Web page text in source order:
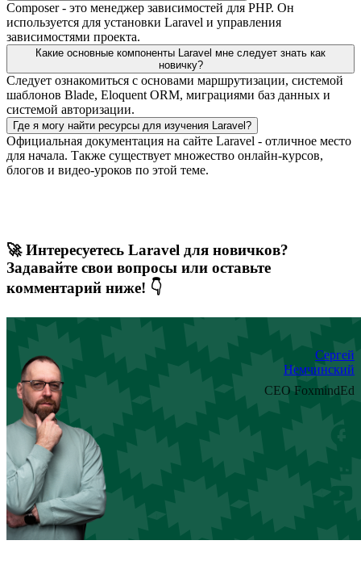
Composer - это менеджер зависимостей для PHP. Он
используется для установки Laravel и управления
зависимостями проекта.
Какие основные компоненты Laravel мне следует знать как
новичку?
Следует ознакомиться с основами маршрутизации, системой
шаблонов Blade, Eloquent ORM, миграциями баз данных и
системой авторизации.
Где я могу найти ресурсы для изучения Laravel?
Официальная документация на сайте Laravel - отличное место
для начала. Также существует множество онлайн-курсов,
блогов и видео-уроков по этой теме.
🚀 Интересуетесь Laravel для новичков?
Задавайте свои вопросы или оставьте
комментарий ниже! 👇
Сергей
Немчинский
CEO FoxmindEd